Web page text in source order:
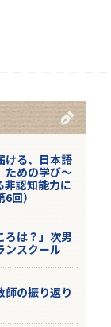
ける、日本語
ための学び～
非認知能力に
回）
ろは？」次男
ンスクール
師の振り返り